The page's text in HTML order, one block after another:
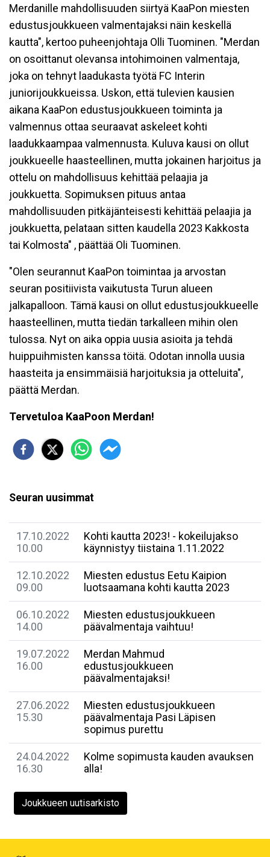
Merdanille mahdollisuuden siirtyä KaaPon miesten
edustusjoukkueen valmentajaksi näin keskellä
kautta", kertoo puheenjohtaja Olli Tuominen. "Merdan
on osoittanut olevansa intohimoinen valmentaja,
joka on tehnyt laadukasta työtä FC Interin
juniorijoukkueissa. Uskon, että tulevien kausien
aikana KaaPon edustusjoukkueen toiminta ja
valmennus ottaa seuraavat askeleet kohti
laadukkaampaa valmennusta. Kuluva kausi on ollut
joukkueelle haasteellinen, mutta jokainen harjoitus ja
ottelu on mahdollisuus kehittää pelaajia ja
joukkuetta. Sopimuksen pituus antaa
mahdollisuuden pitkäjänteisesti kehittää pelaajia ja
joukkuetta, pelataan sitten kaudella 2023 Kakkosta
tai Kolmosta" , päättää Oli Tuominen.
"Olen seurannut KaaPon toimintaa ja arvostan
seuran positiivista vaikutusta Turun alueen
jalkapalloon. Tämä kausi on ollut edustusjoukkueelle
haasteellinen, mutta tiedän tarkalleen mihin olen
tulossa. Nyt on aika oppia uusia asioita ja tehdä
huippuihmisten kanssa töitä. Odotan innolla uusia
haasteita ja ensimmäisiä harjoituksia ja otteluita",
päättä Merdan.
Tervetuloa KaaPoon Merdan!
Seuran uusimmat
17.10.2022
10.00
Kohti kautta 2023! - kokeilujakso
käynnistyy tiistaina 1.11.2022
12.10.2022
09.00
Miesten edustus Eetu Kaipion
luotsaamana kohti kautta 2023
06.10.2022
14.00
Miesten edustusjoukkueen
päävalmentaja vaihtuu!
19.07.2022
16.00
Merdan Mahmud
edustusjoukkueen
päävalmentajaksi!
27.06.2022
15.30
Miesten edustusjoukkueen
päävalmentaja Pasi Läpisen
sopimus purettu
24.04.2022
16.30
Kolme sopimusta kauden avauksen
alla!
Joukkueen uutisarkisto